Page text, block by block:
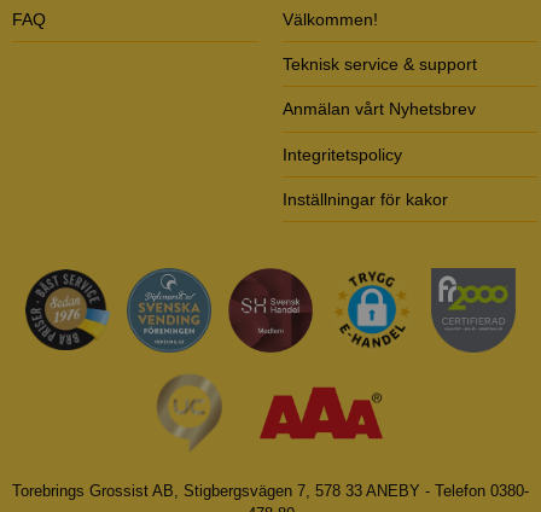
FAQ Välkommen!
Teknisk service & support
Anmälan vårt Nyhetsbrev
Integritetspolicy
Inställningar för kakor
Torebrings Grossist AB, Stigbergsvägen 7, 578 33 ANEBY - Telefon 0380-